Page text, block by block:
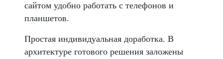
сайтом удобно работать с телефонов и
планшетов.
Простая индивидуальная доработка. В
архитектуре готового решения заложены